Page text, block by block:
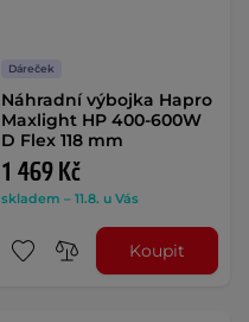
Dáreček
Náhradní výbojka Hapro
Maxlight HP 400-600W
D Flex 118 mm
1 469 Kč
skladem – 11.8. u Vás
Koupit